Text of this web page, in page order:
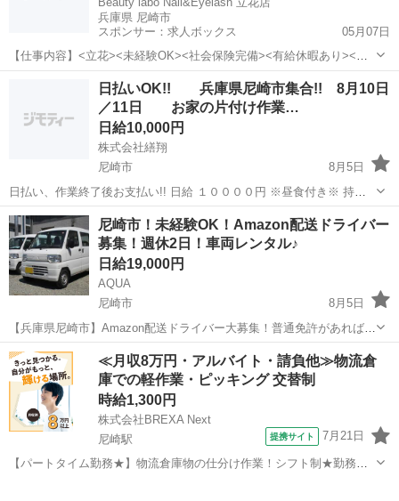
兵庫県 尼崎市
スポンサー：求人ボックス
05月07日
【仕事内容】<立花><未経験OK><社会保険完備><有給休暇あり><ま
つ毛パーマ専任もOK>研修体制がしっかりあるので安心!各エリアにど
んどん店舗展開中の勢いのあるサロン!「Beauty labo Nail&Eyelash 立
正社員 / アルバイト・パート
日払いOK!! 兵庫県尼崎市集合!! 8月10日
／11日 お家の片付け作業…
日給10,000円
株式会社繕翔
尼崎市
8月5日
日払い、作業終了後お支払い!! 日給 １００００円 ※昼食付き※ 持ち
物 作業手袋 作業着 、お持ちの方は空調服等 日程8月10日／11日
作業時間 9時から18時 〔午前、午後小休憩あり ...
兵庫 尼崎市 軽作業 片付け
尼崎市！未経験OK！Amazon配送ドライバー
募集！週休2日！車両レンタル♪
日給19,000円
AQUA
尼崎市
8月5日
【兵庫県尼崎市】Amazon配送ドライバー大募集！普通免許があれば
【未経験OK】！♪「週休2日」でプライベートも充実☆希望月収相談
OK！直行直帰可能！車両レンタルあり！印鑑・履歴書・免許証をご持
参の上、面接へGO！★独立支援...
兵庫 尼崎市 ドライバー
≪月収8万円・アルバイト・請負他≫物流倉
庫での軽作業・ピッキング 交替制
時給1,300円
株式会社BREXA Next
尼崎駅
提携サイト 7月21日
【パートタイム勤務★】物流倉庫物の仕分け作業！シフト制★勤務時